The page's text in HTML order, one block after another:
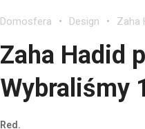
Domosfera Design Zaha
Zaha Hadid
Wybraliśmy
Red.